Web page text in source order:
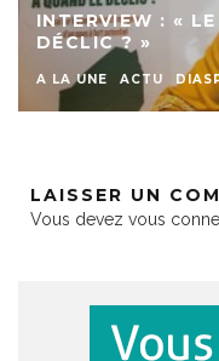
INTERVIEW : «
DÉCLIC ? »
A LA UNE ACTU
LAISSER UN
Vous devez vous